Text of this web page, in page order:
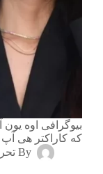
بیوگرافی اوه
که کاراکتر هی آپ
By